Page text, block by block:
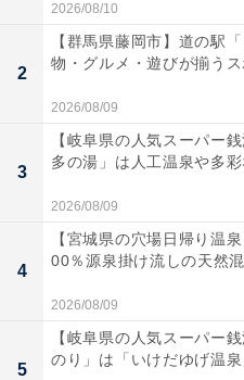
「みなみまぐろ中とろ」（4月7～17
2026/08/10
2
【群馬県藤岡市】道の駅
物・グルメ・遊びが揃うス
2026/08/09
3
【岐阜県の人気スーパー
多の湯」は人工温泉や多
2026/08/09
4
【宮城県の穴場日帰り温
00％源泉掛け流しの天然
2026/08/09
5
【岐阜県の人気スーパー
のり」は「いけだゆげ温泉